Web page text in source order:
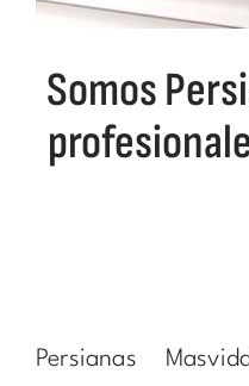
Somos
Persianas